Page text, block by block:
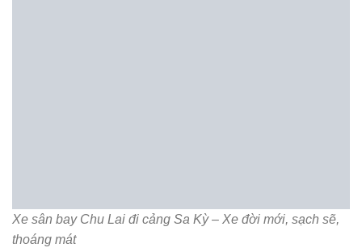
Xe sân bay Chu Lai đi cảng Sa Kỳ – Xe đời mới, sạch sẽ,
thoáng mát